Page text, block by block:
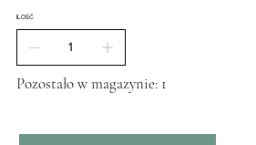
ILOŚĆ
Pozostało w magazynie: 1